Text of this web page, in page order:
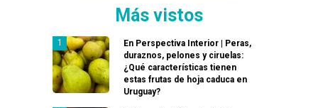
Más vistos
En Perspectiva Interior | Peras,
duraznos, pelones y ciruelas:
¿Qué características tienen
estas frutas de hoja caduca en
Uruguay?